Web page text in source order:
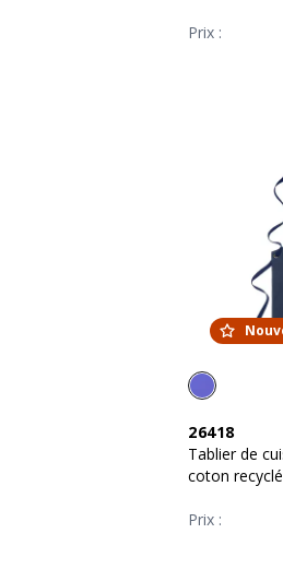
Prix :
26418
Tablier de
coton
Prix :